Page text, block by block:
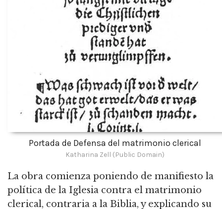
Portada de Defensa del matrimonio clerical
Katharina Zell (Public Domain)
La obra comienza poniendo de manifiesto la
política de la Iglesia contra el matrimonio
clerical, contraria a la Biblia, y explicando su